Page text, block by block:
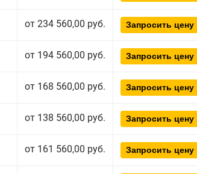
от 234 560,00 руб. Запросить цену
от 194 560,00 руб. Запросить цену
от 168 560,00 руб. Запросить цену
от 138 560,00 руб. Запросить цену
от 161 560,00 руб. Запросить цену